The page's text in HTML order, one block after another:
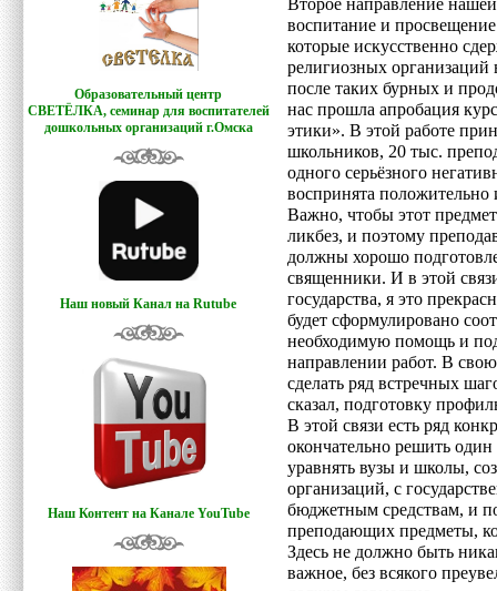
Образовательный центр
СВЕТЁЛКА, семинар для воспитателей
дошкольных организаций г.Омска
Наш новый Канал на Rutube
Наш Контент на Канале YouTube
Второе направление
воспитание и
которые искусственно
религиозных организаций
после таких бурных и
нас прошла апробация
этики». В этой работе
школьников, 20 тыс.
одного серьёзного
воспринята положительно
Важно, чтобы этот
ликбез, и поэтому
должны хорошо
священники. И в этой
государства, я это
будет сформулировано
необходимую помощь и
направлении работ. В
сделать ряд встречных
сказал, подготовку
В этой связи есть ряд
окончательно решить
уравнять вузы и школы,
организаций, с
бюджетным средствам, и
преподающих предметы,
Здесь не должно быть
важное, без всякого